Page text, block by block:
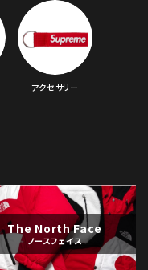
アクセサリー
The North Face
ノースフェイス